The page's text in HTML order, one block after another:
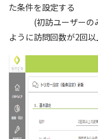
た条件を設定する
(初訪ユーザーのみ
ように訪問回数が2回